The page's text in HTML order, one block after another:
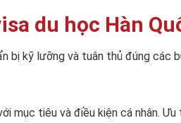
du học Hàn
bị kỹ lưỡng và tuân thủ đúng
mục tiêu và điều kiện cá nhân.